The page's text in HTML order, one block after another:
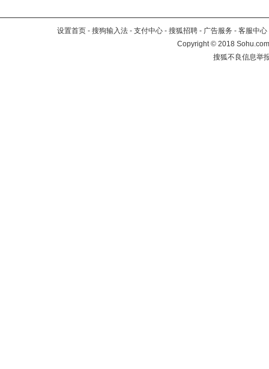
设置首页 - 搜狗输入法 - 支付中心 - 搜狐招聘 - 广告服务 - 客服中心
Copyright©2018
搜狐不良信息举